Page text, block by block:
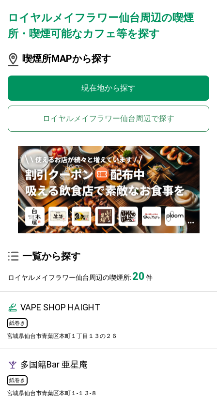
ロイヤルメイフラワー仙台周辺の喫煙
所・喫煙可能なカフェ等を探す
喫煙所MAPから探す
現在地から探す
ロイヤルメイフラワー仙台周辺で探す
一覧から探す
ロイヤルメイフラワー仙台周辺の喫煙所: 20件
VAPE SHOP HAIGHT
紙巻き
宮城県仙台市青葉区本町１丁目１３の２６
多国籍Bar 亜星庵
紙巻き
宮城県仙台市青葉区本町１-１３-８